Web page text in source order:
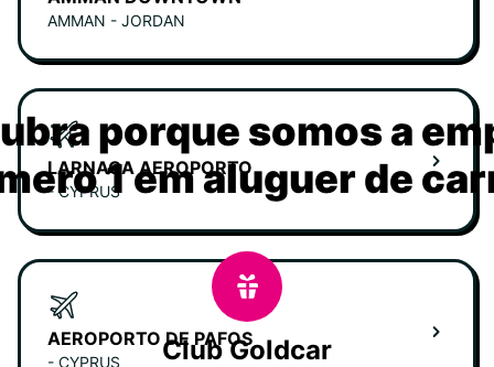
AMMAN - JORDAN
LARNACA AEROPORTO
- CYPRUS
AEROPORTO DE PAFOS
- CYPRUS
porque somos a
1 em aluguer de
Club Goldcar